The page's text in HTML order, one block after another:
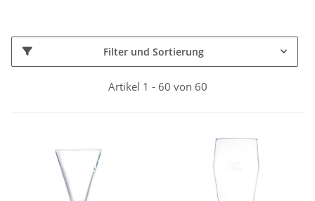
Filter und Sortierung
Artikel 1 - 60 von 60